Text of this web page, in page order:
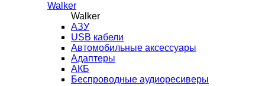
Walker
Walker
AЗУ
USB кабели
Автомобильные аксессуары
Адаптеры
АКБ
Беспроводные аудиоресиверы